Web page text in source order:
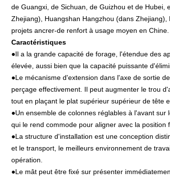
de Guangxi, de Sichuan, de Guizhou et de
Zhejiang), Huangshan Hangzhou (dans
projets ancrer-de renfort à usage moyen en Chine.
Caractéristiques
●Il a la grande capacité de forage, l'étendue des
élevée, aussi bien que la capacité puissante
●Le mécanisme d'extension dans l'axe de sortie
perçage effectivement. Il peut augmenter le trou
tout en plaçant le plat supérieur supérieur de tête
●Un ensemble de colonnes réglables à l'avant
qui le rend commode pour aligner avec la position
●La structure d'installation est une conception
et le transport, le meilleurs environnement de
opération.
●Le mât peut être fixé sur présenter